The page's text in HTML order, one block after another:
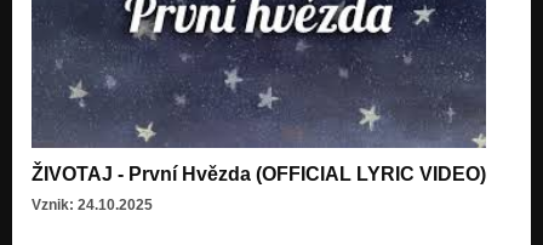
ŽIVOTAJ - První Hvězda (OFFICIAL LYRIC VIDEO)
Vznik: 24.10.2025